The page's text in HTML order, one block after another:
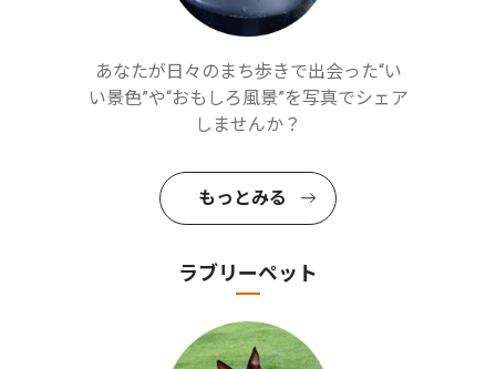
あなたが日々のまち歩きで出会った“い
い景色”や“おもしろ風景”を写真でシェア
しませんか？
もっとみる
ラブリーペット